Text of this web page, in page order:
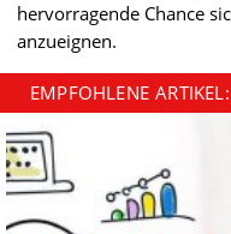
hervorragende Chance
anzueignen.
EMPFOHLENE ARTIKEL: